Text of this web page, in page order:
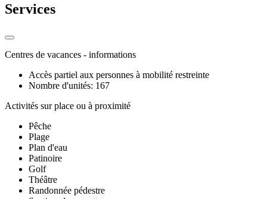
Services
Centres de vacances - informations
Accès partiel aux personnes à mobilité restreinte
Nombre d'unités: 167
Activités sur place ou à proximité
Pêche
Plage
Plan d'eau
Patinoire
Golf
Théâtre
Randonnée pédestre